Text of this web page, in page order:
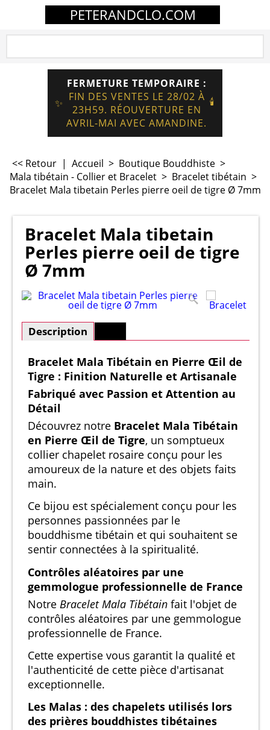
PETERANDCLO.COM
✨
FERMETURE TEMPORAIRE :
FIN DES VENTES LE 28/02 À
23H59. RÉOUVERTURE EN
AVRIL-MAI AVEC AMANDINE.
🕯️
<< Retour | Accueil > Boutique Bouddhiste >
Mala tibétain - Collier et Bracelet > Bracelet tibétain >
Bracelet Mala tibetain Perles pierre oeil de tigre Ø 7mm
Bracelet Mala tibetain
Perles pierre oeil de tigre
Ø 7mm
Description
Bracelet Mala Tibétain en Pierre Œil de
Tigre : Finition Naturelle et Artisanale
Fabriqué avec Passion et Attention au
Détail
Découvrez notre Bracelet Mala Tibétain
en Pierre Œil de Tigre, un somptueux
collier chapelet rosaire conçu pour les
amoureux de la nature et des objets faits
main.
Ce bijou est spécialement conçu pour les
personnes passionnées par le
bouddhisme tibétain et qui souhaitent se
sentir connectées à la spiritualité.
Contrôles aléatoires par une
gemmologue professionnelle de France
Notre Bracelet Mala Tibétain fait l'objet de
contrôles aléatoires par une gemmologue
professionnelle de France.
Cette expertise vous garantit la qualité et
l'authenticité de cette pièce d'artisanat
exceptionnelle.
Les Malas : des chapelets utilisés lors
des prières bouddhistes tibétaines